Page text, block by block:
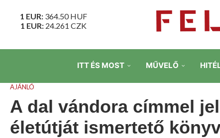
1 EUR: 364.50HUF
1 EUR: 24.261 CZK
ITT ÉS MOST MŰVELŐ
AJÁNLÓ
A dal vándora címmel
életútját ismertető